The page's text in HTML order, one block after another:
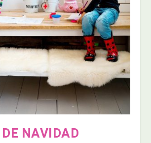
NAVIDAD